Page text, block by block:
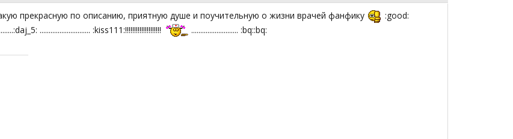
прекрасную по описанию, приятную душе и поучительную о жизни врачей фанфику
:good:
............................ :kiss111:!!!!!!!!!!!!!!!!!!!!
.......................... :bq::bq: